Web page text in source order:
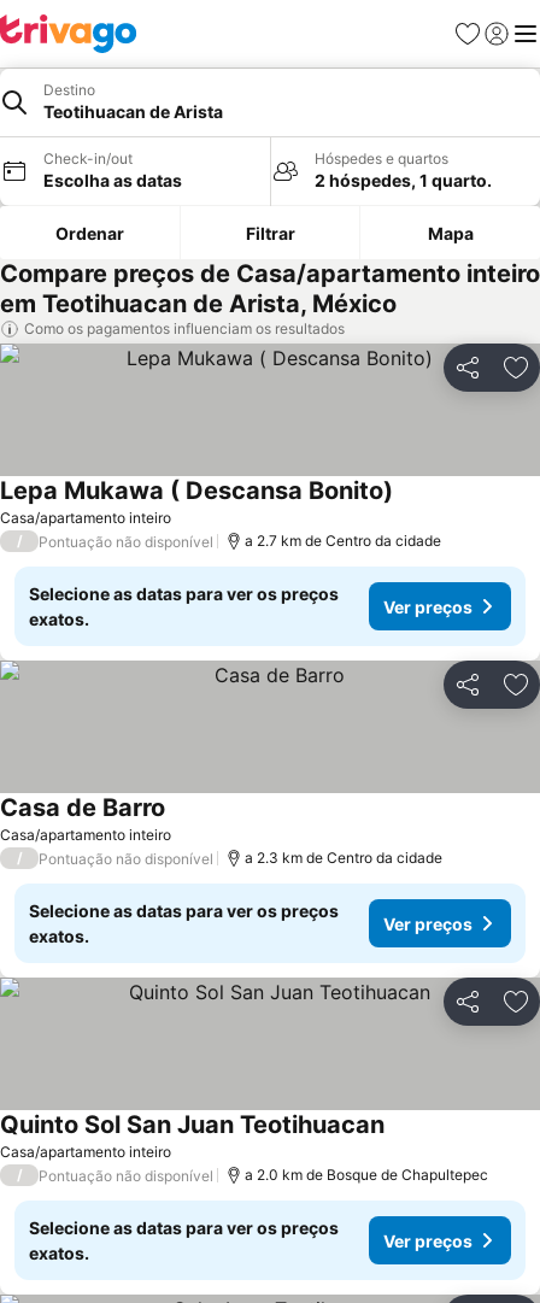
Favoritos
Iniciar
Destino
Teotihuacan de Arista
Check-in/out
Escolha as datas
Hóspedes e quartos
2 hóspedes, 1 quarto.
Ordenar Filtrar Mapa
Compare preços de Casa/apartamento inteiro
em Teotihuacan de Arista, México
Como os pagamentos influenciam os resultados
Partilhar
Casa/apartamento inteiro
Lepa Mukawa ( Descansa Bonito)
/ Pontuação não disponível a 2.7 km de Centro da cidade
Selecione as datas para ver os preços
exatos.
Ver preços
Partilhar
Casa/apartamento inteiro
Casa de Barro
/ Pontuação não disponível a 2.3 km de Centro da cidade
Selecione as datas para ver os preços
exatos.
Ver preços
Partilhar
Casa/apartamento inteiro
Quinto Sol San Juan TeotihuacanVer preços
/ Pontuação não disponível a 2.0 km de Bosque de Chapultepec
Selecione as datas para ver os preços
exatos.
Ver preços